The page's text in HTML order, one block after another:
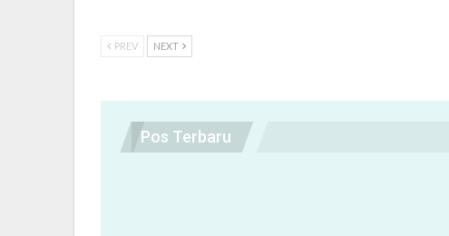
PREV NEXT
Pos Terbaru